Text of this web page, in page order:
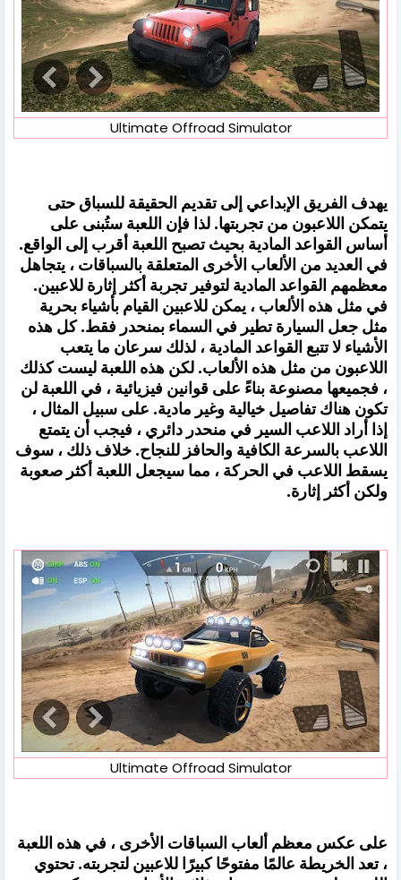
Ultimate Offroad Simulator
يهدف الفريق الإبداعي إلى تقديم الحقيقة للسباق حتى
يتمكن اللاعبون من تجربتها. لذا فإن اللعبة ستُبنى على
أساس القواعد المادية بحيث تصبح اللعبة أقرب إلى الواقع.
في العديد من الألعاب الأخرى المتعلقة بالسباقات ، يتجاهل
معظمهم القواعد المادية لتوفير تجربة أكثر إثارة للاعبين.
في مثل هذه الألعاب ، يمكن للاعبين القيام بأشياء بحرية
مثل جعل السيارة تطير في السماء بمنحدر فقط. كل هذه
الأشياء لا تتبع القواعد المادية ، لذلك سرعان ما يتعب
اللاعبون من مثل هذه الألعاب. لكن هذه اللعبة ليست كذلك
، فجميعها مصنوعة بناءً على قوانين فيزيائية ، في اللعبة لن
تكون هناك تفاصيل خيالية وغير مادية. على سبيل المثال ،
إذا أراد اللاعب السير في منحدر دائري ، فيجب أن يتمتع
اللاعب بالسرعة الكافية والحافز للنجاح. خلاف ذلك ، سوف
يسقط اللاعب في الحركة ، مما سيجعل اللعبة أكثر صعوبة
ولكن أكثر إثارة.
Ultimate Offroad Simulator
على عكس معظم ألعاب السباقات الأخرى ، في هذه اللعبة
، تعد الخريطة عالمًا مفتوحًا كبيرًا للاعبين لتجربته. تحتوي